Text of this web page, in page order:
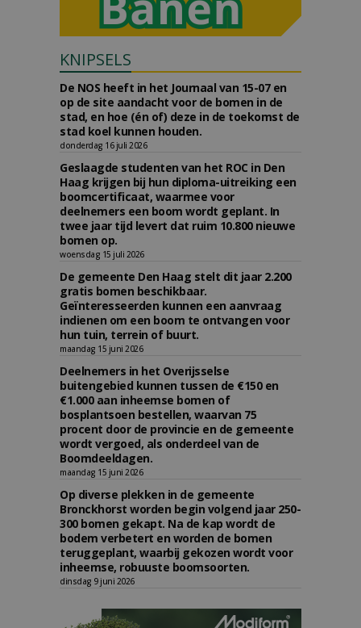
KNIPSELS
De NOS heeft in het Journaal van 15-07 en
op de site aandacht voor de bomen in de
stad, en hoe (én of) deze in de toekomst de
stad koel kunnen houden.
donderdag 16 juli 2026
Geslaagde studenten van het ROC in Den
Haag krijgen bij hun diploma-uitreiking een
boomcertificaat, waarmee voor
deelnemers een boom wordt geplant. In
twee jaar tijd levert dat ruim 10.800 nieuwe
bomen op.
woensdag 15 juli 2026
De gemeente Den Haag stelt dit jaar 2.200
gratis bomen beschikbaar.
Geïnteresseerden kunnen een aanvraag
indienen om een boom te ontvangen voor
hun tuin, terrein of buurt.
maandag 15 juni 2026
Deelnemers in het Overijsselse
buitengebied kunnen tussen de €150 en
€1.000 aan inheemse bomen of
bosplantsoen bestellen, waarvan 75
procent door de provincie en de gemeente
wordt vergoed, als onderdeel van de
Boomdeeldagen.
maandag 15 juni 2026
Op diverse plekken in de gemeente
Bronckhorst worden begin volgend jaar 250-
300 bomen gekapt. Na de kap wordt de
bodem verbetert en worden de bomen
teruggeplant, waarbij gekozen wordt voor
inheemse, robuuste boomsoorten.
dinsdag 9 juni 2026